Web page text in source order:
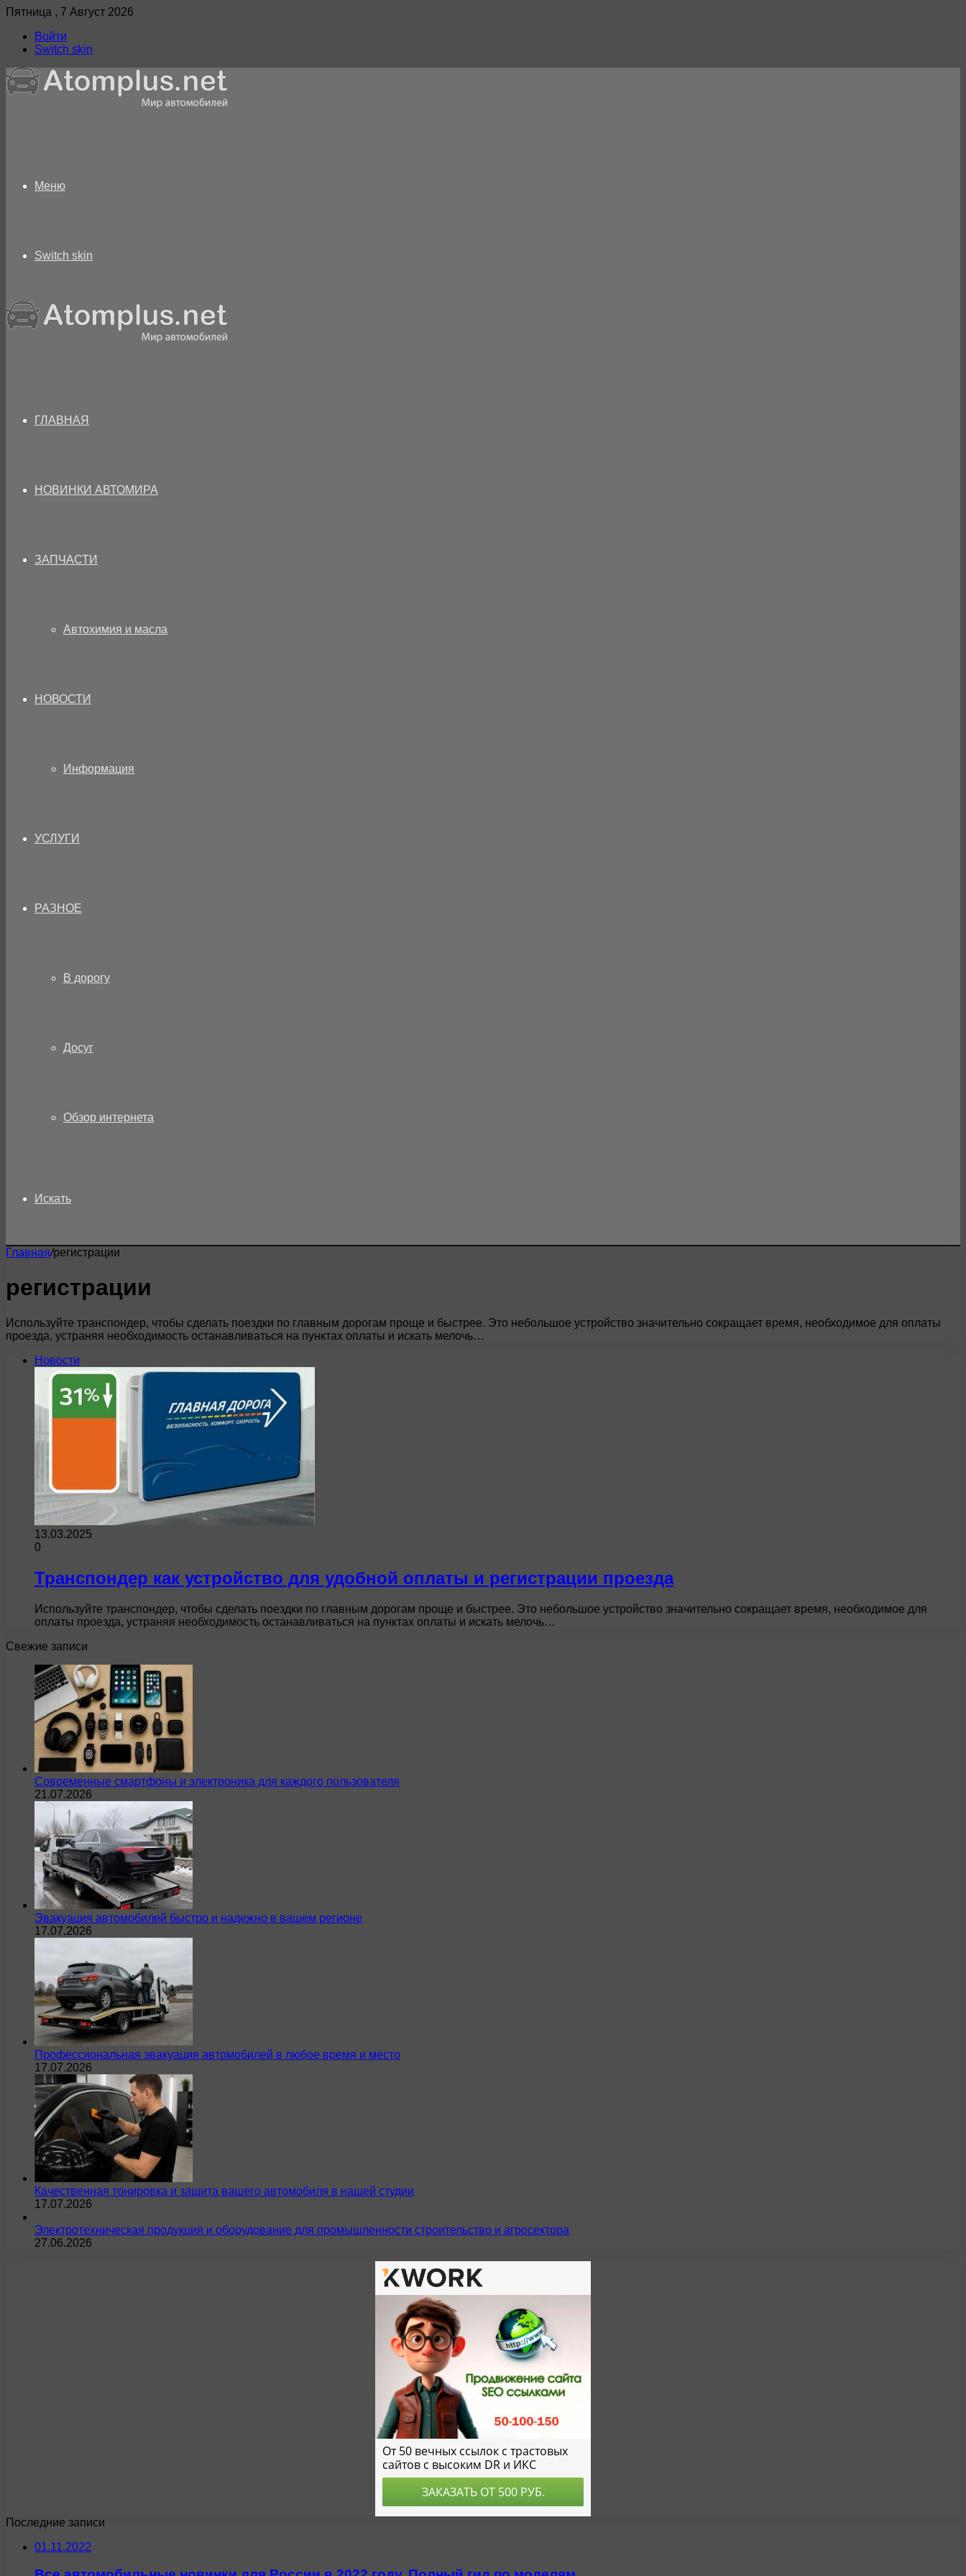
Пятница , 7 Август 2026
Войти
Switch skin
Меню
Switch skin
ГЛАВНАЯ
НОВИНКИ АВТОМИРА
ЗАПЧАСТИ
Автохимия и масла
НОВОСТИ
Информация
УСЛУГИ
РАЗНОЕ
В дорогу
Досуг
Обзор интернета
Искать
Главная/регистрации
регистрации
Используйте транспондер, чтобы сделать поездки по главным дорогам проще и быстрее. Это небольшое устройство значительно сокращает время, необходимое для оплаты
проезда, устраняя необходимость останавливаться на пунктах оплаты и искать мелочь…
Новости
13.03.2025
0
Транспондер как устройство для удобной оплаты и регистрации проезда
Используйте транспондер, чтобы сделать поездки по главным дорогам проще и быстрее. Это небольшое устройство значительно сокращает время, необходимое для
оплаты проезда, устраняя необходимость останавливаться на пунктах оплаты и искать мелочь…
Свежие записи
Современные смартфоны и электроника для каждого пользователя
21.07.2026
Эвакуация автомобилей быстро и надежно в вашем регионе
17.07.2026
Профессиональная эвакуация автомобилей в любое время и место
17.07.2026
Качественная тонировка и защита вашего автомобиля в нашей студии
17.07.2026
Электротехническая продукция и оборудование для промышленности строительство и агросектора
27.06.2026
Последние записи
01.11.2022